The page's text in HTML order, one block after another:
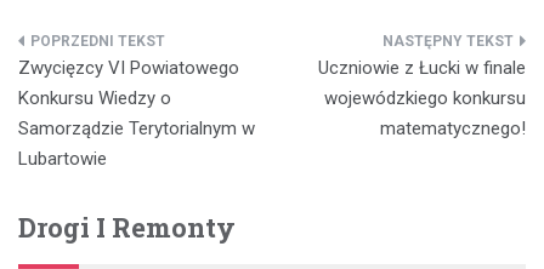
Nawigacja
wpisu
Zwycięzcy VI Powiatowego
Konkursu Wiedzy o
Samorządzie Terytorialnym w
Lubartowie
Uczniowie z Łucki w finale
wojewódzkiego konkursu
matematycznego!
Drogi I Remonty